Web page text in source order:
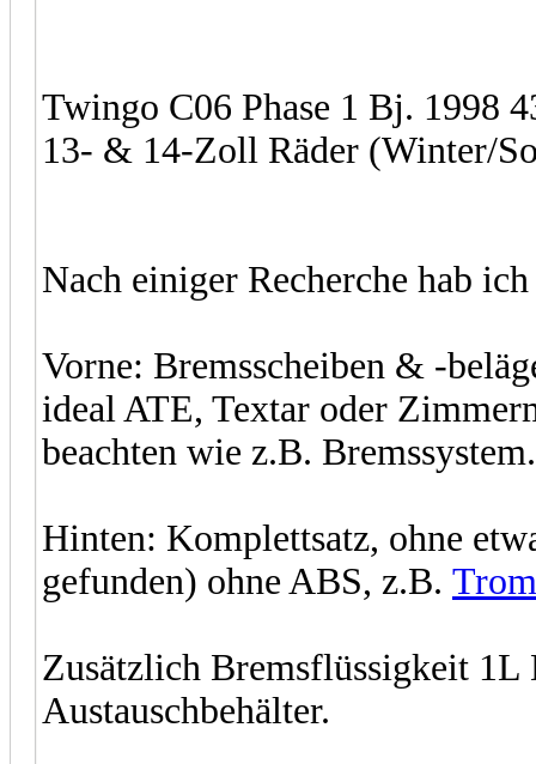
Twingo C06 Phase 1 Bj. 1998
13- & 14-Zoll Räder (Winter/
Nach einiger Recherche hab
Vorne: Bremsscheiben & -
ideal ATE, Textar oder
beachten wie z.B.
Hinten: Komplettsatz, ohne
gefunden) ohne ABS, z.B.
Zusätzlich Bremsflüssigkeit
Austauschbehälter.